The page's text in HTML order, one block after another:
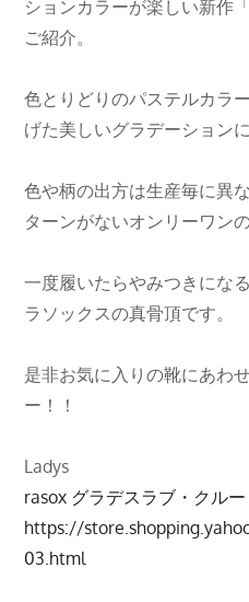
ションカラーが楽しい新作
ご紹介。
色とりどりのパステルカラ
げた美しいグラデーション
色や柄の出方は生産毎に異
ターンがないオンリーワン
一度履いたらやみつきにな
ラソックスの真骨頂です。
是非お気に入りの靴にあわ
ー！！
Ladys
rasox グラデスラブ・クルー
https://
03.html